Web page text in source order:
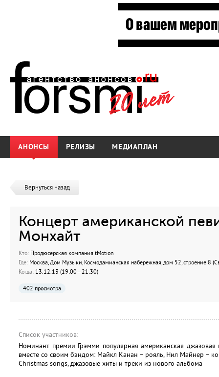
АНОНСЫ РЕЛИЗЫ МЕДИАПЛАН
Вернуться назад
Концерт американской
Монхайт
Кто: Продюсерская компания tMotion
Где: Москва, Дом Музыки, Космодамианская набережная, дом 52, строение 8
Когда: 13.12.13 (19:00—21:30)
402 просмотра
Список участников:
Номинант премии Грэмми популярная американская
вместе со своим бэндом: Майкл Канан – рояль, Нил Майнер –
Christmas songs, джазовые хиты и треки из нового альбома